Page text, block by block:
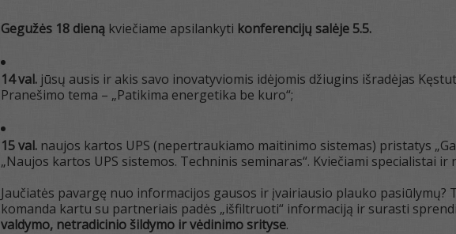
Gegužės 18 dienąkviečiame apsilankyti konferencijų salėje 5.5.
14 val.jūsų ausis ir akis savo inovatyviomis idėjomis džiugins išradėjas
Pranešimo tema – „Patikima energetika be kuro“;
15 val.naujos kartos UPS (nepertraukiamo maitinimo sistemas) pristatys
„Naujos kartos UPS sistemos. Techninis seminaras“. Kviečiami specialistai ir
Jaučiatės pavargę nuo informacijos gausos ir įvairiausio plauko pasiūlymų?
komanda kartu su partneriais padės „išfiltruoti“ informaciją ir surasti
valdymo, netradicinio šildymo ir vėdinimo srityse.